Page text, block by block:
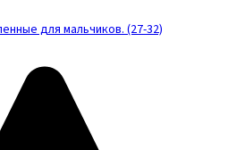
для мальчиков. (27-32)